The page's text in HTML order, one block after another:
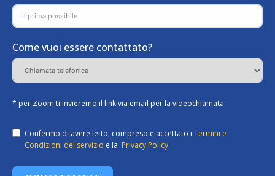
Come vuoi essere contattato?
* per Zoom ti invieremo il link via email per la videochiamata
Confermo di avere letto, compreso e accettato i Termini e
Condizioni del servizio e la Privacy Policy